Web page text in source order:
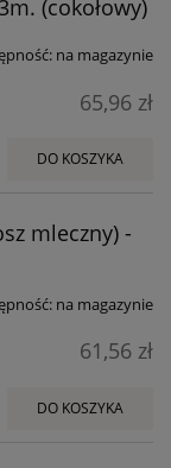
(cokołowy)
na magazynie
65,96 zł
DO KOSZYKA
mleczny) -
na magazynie
61,56 zł
DO KOSZYKA